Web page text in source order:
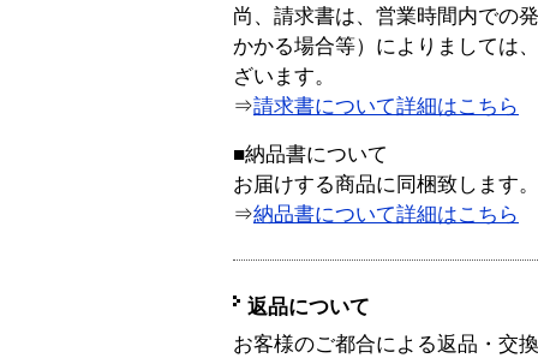
尚、請求書は、営業時間内での
かかる場合等）によりましては
ざいます。
⇒請求書について詳細はこちら
■納品書について
お届けする商品に同梱致します。
⇒納品書について詳細はこちら
返品について
お客様のご都合による返品・交